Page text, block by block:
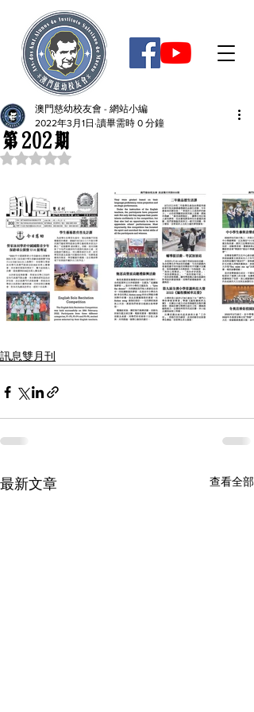
第202期
澳門慈幼校友會 - 網站小編
2022年3月1日 讀畢需時 0 分鐘
評等為 NaN（最高為 5 顆星）。
訊息雙月刊
最新文章 查看全部